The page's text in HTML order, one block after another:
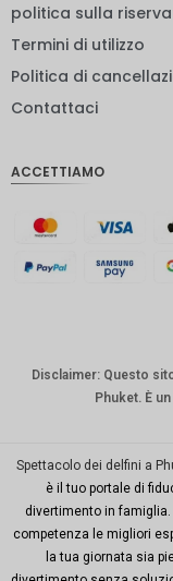
politica sulla
Termini di utilizzo
Politica di
Contattaci
ACCETTIAMO
Disclaimer: Questo
Phuket. È
Spettacolo dei delfini a
è il tuo portale di
divertimento in
competenza le migliori
la tua giornata sia